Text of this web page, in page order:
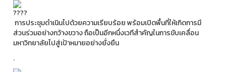
การประชุมดำเนินไปด้วยความเรียบร้อย พร้อมเปิดพื้นที่ให้เกิดการมี
ส่วนร่วมอย่างกว้างขวาง ถือเป็นอีกหนึ่งเวทีสำคัญในการขับเคลื่อน
มหาวิทยาลัยไปสู่เป้าหมายอย่างยั่งยืน
.